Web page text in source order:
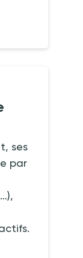
ses
par